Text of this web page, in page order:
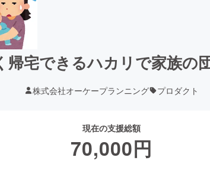
宅できるハカリで家族の
株式会社オーケープランニング プロダクト
現在の支援総額
70,000円